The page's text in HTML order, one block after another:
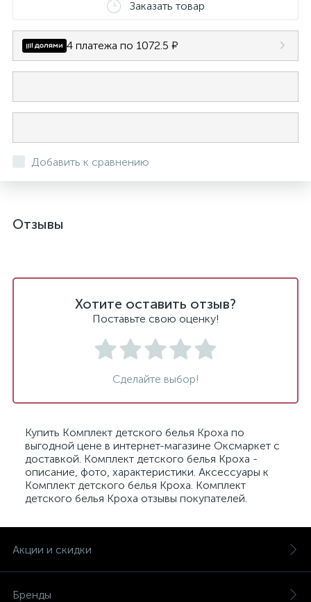
Заказать товар
4 платежа по 1072.5 ₽
Добавить к сравнению
Отзывы
Хотите оставить отзыв?
Поставьте свою оценку!
Сделайте выбор!
Купить Комплект детского белья Кроха по
выгодной цене в интернет-магазине Оксмаркет с
доставкой. Комплект детского белья Кроха -
описание, фото, характеристики. Аксессуары к
Комплект детского белья Кроха. Комплект
детского белья Кроха отзывы покупателей.
Акции и скидки
Бренды